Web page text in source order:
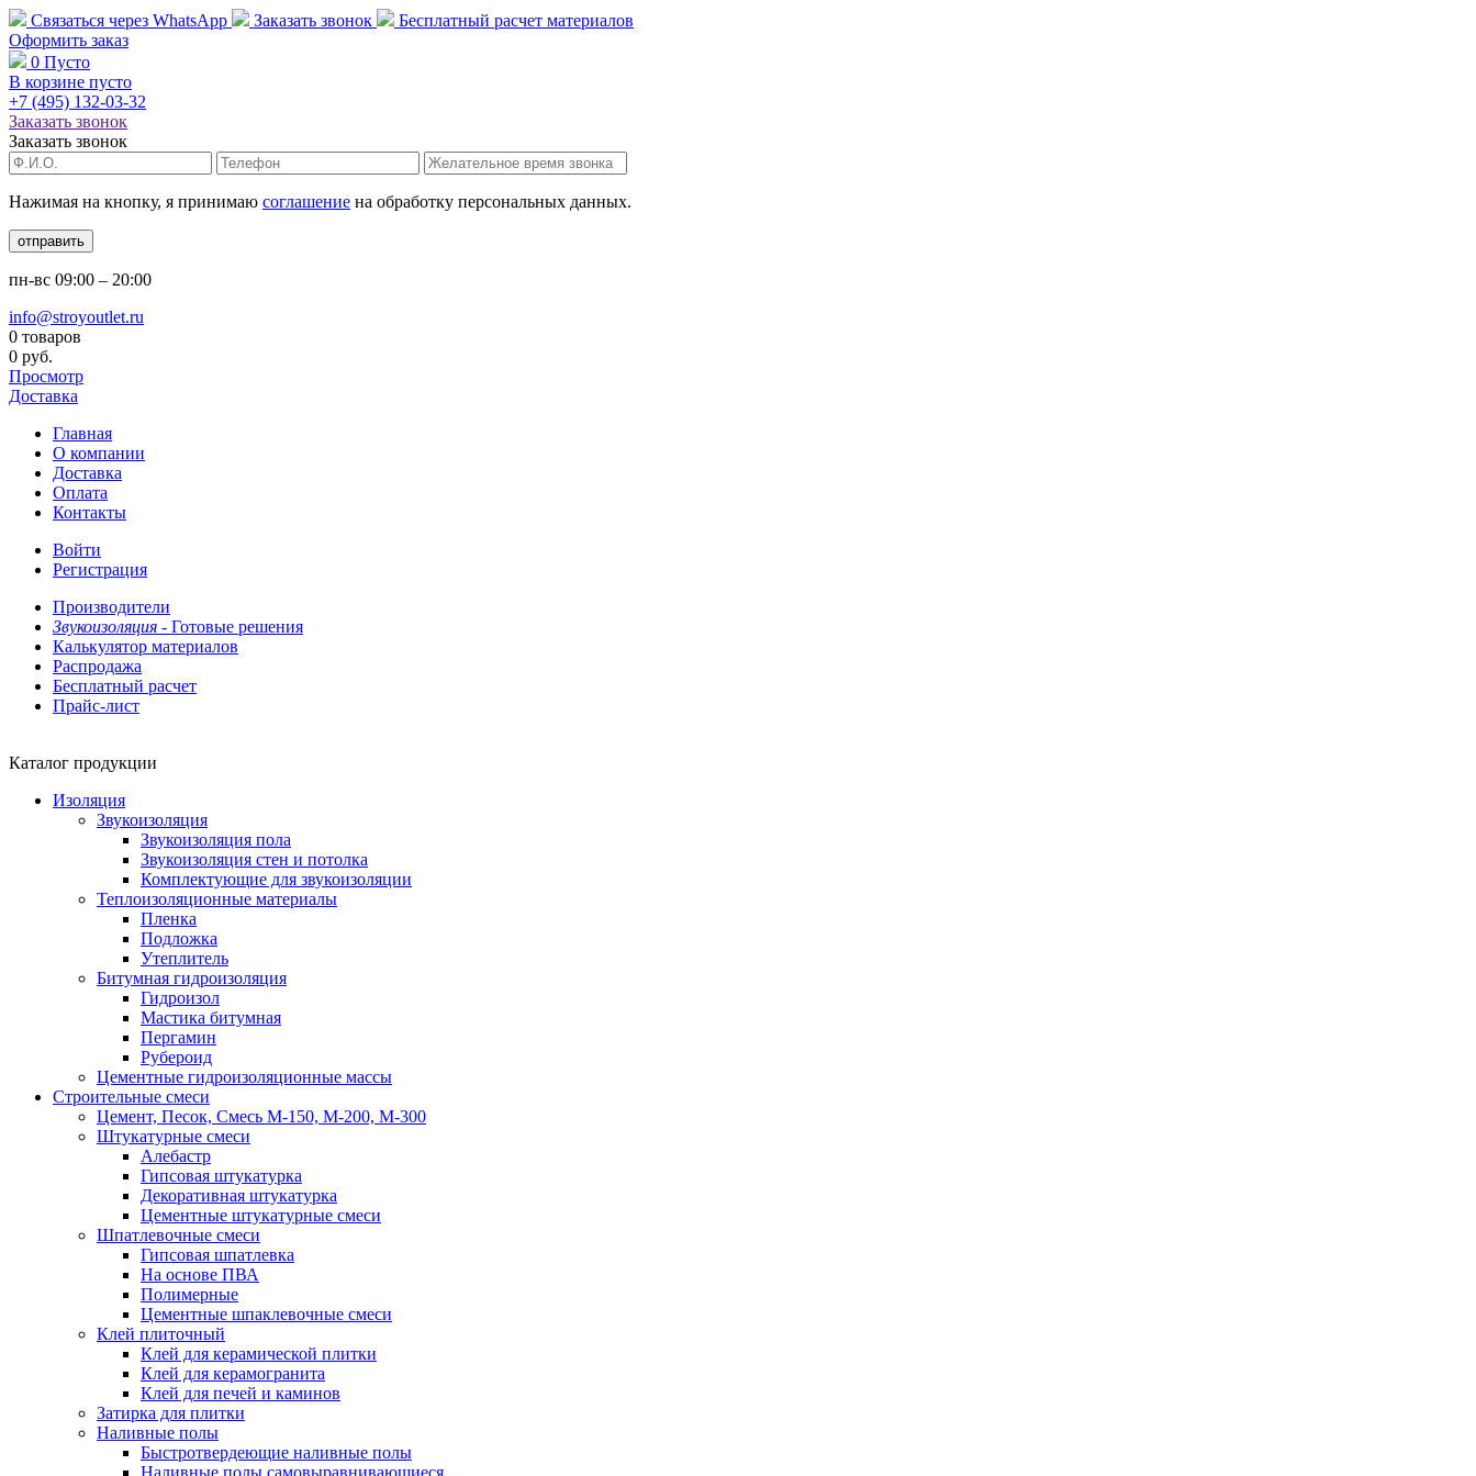
Связаться через WhatsApp Заказать звонок Бесплатный расчет материалов
Оформить заказ
0 Пусто
В корзине пусто
+7 (495) 132-03-32
Заказать звонок
Заказать звонок
Нажимая на кнопку, я принимаю соглашение на обработку персональных данных.
отправить
пн-вс 09:00 – 20:00
info@stroyoutlet.ru
0 товаров
0 руб.
Просмотр
Доставка
Главная
О компании
Доставка
Оплата
Контакты
Войти
Регистрация
Производители
Звукоизоляция - Готовые решения
Калькулятор материалов
Распродажа
Бесплатный расчет
Прайс-лист
Каталог продукции
Изоляция
Звукоизоляция
Звукоизоляция пола
Звукоизоляция стен и потолка
Комплектующие для звукоизоляции
Теплоизоляционные материалы
Пленка
Подложка
Утеплитель
Битумная гидроизоляция
Гидроизол
Мастика битумная
Пергамин
Рубероид
Цементные гидроизоляционные массы
Строительные смеси
Цемент, Песок, Смесь М-150, М-200, М-300
Штукатурные смеси
Алебастр
Гипсовая штукатурка
Декоративная штукатурка
Цементные штукатурные смеси
Шпатлевочные смеси
Гипсовая шпатлевка
На основе ПВА
Полимерные
Цементные шпаклевочные смеси
Клей плиточный
Клей для керамической плитки
Клей для керамогранита
Клей для печей и каминов
Затирка для плитки
Наливные полы
Быстротвердеющие наливные полы
Наливные полы самовыравнивающиеся